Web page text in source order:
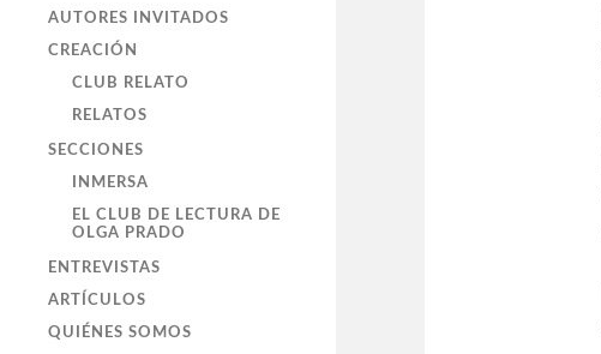
AUTORES INVITADOS
CREACIÓN
CLUB RELATO
RELATOS
SECCIONES
INMERSA
EL CLUB DE LECTURA DE
OLGA PRADO
ENTREVISTAS
ARTÍCULOS
QUIÉNES SOMOS